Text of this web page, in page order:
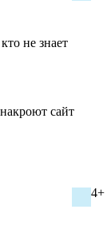
не знает
сайт
4+